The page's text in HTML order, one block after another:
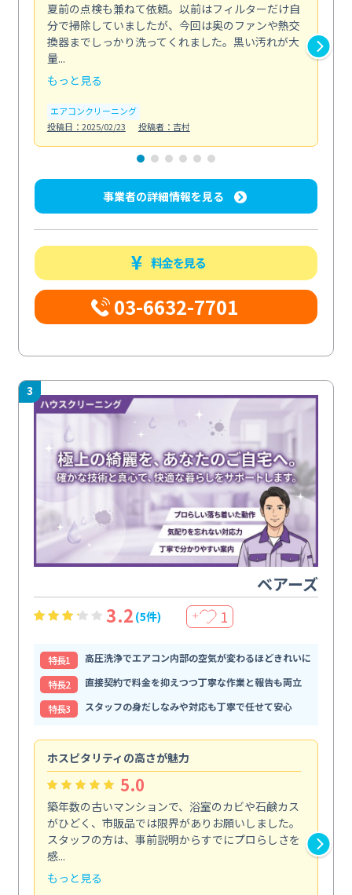
夏前の点検も兼ねて依頼。以前はフィルターだけ自
分で掃除していましたが、今回は奥のファンや熱交
換器までしっかり洗ってくれました。黒い汚れが大
量...
もっと見る
エアコンクリーニング
投稿日：2025/02/23
投稿者：吉村
事業者の詳細情報を見る
料金を見る
03-6632-7701
3
ベアーズ
3.2 (5件) ＋ 1
特⻑1
高圧洗浄でエアコン内部の空気が変わるほどきれいに
特⻑2
直接契約で料金を抑えつつ丁寧な作業と報告も両立
特⻑3
スタッフの身だしなみや対応も丁寧で任せて安心
ホスピタリティの高さが魅力
5.0
築年数の古いマンションで、浴室のカビや石鹸カス
がひどく、市販品では限界がありお願いしました。
スタッフの方は、事前説明からすでにプロらしさを
感...
もっと見る